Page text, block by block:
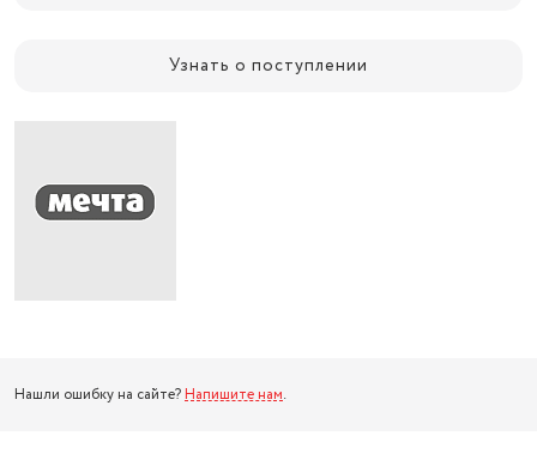
Узнать о поступлении
Нашли ошибку на сайте? Напишите нам.